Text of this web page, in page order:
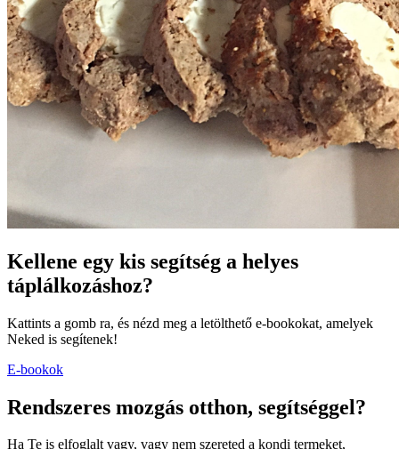
Kellene egy kis segítség a helyes
táplálkozáshoz?
Kattints a gomb ra, és nézd meg a letölthető e-bookokat, amelyek
Neked is segítenek!
E-bookok
Rendszeres mozgás otthon, segítséggel?
Ha Te is elfoglalt vagy, vagy nem szereted a kondi termeket,